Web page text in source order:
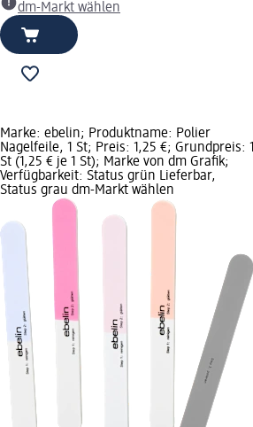
dm-Markt wählen
Marke: ebelin; Produktname: Polier
Nagelfeile, 1 St; Preis: 1,25 €; Grundpreis: 1
St (1,25 € je 1 St); Marke von dm Grafik;
Verfügbarkeit: Status grün Lieferbar,
Status grau dm-Markt wählen